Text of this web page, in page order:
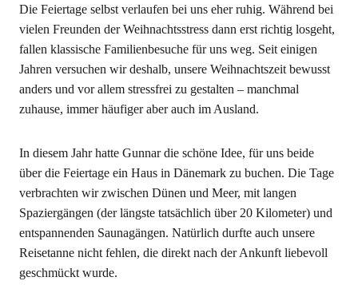
Die Feiertage selbst verlaufen bei uns eher ruhig. Während bei
vielen Freunden der Weihnachtsstress dann erst richtig losgeht,
fallen klassische Familienbesuche für uns weg. Seit einigen
Jahren versuchen wir deshalb, unsere Weihnachtszeit bewusst
anders und vor allem stressfrei zu gestalten – manchmal
zuhause, immer häufiger aber auch im Ausland.
In diesem Jahr hatte Gunnar die schöne Idee, für uns beide
über die Feiertage ein Haus in Dänemark zu buchen. Die Tage
verbrachten wir zwischen Dünen und Meer, mit langen
Spaziergängen (der längste tatsächlich über 20 Kilometer) und
entspannenden Saunagängen. Natürlich durfte auch unsere
Reisetanne nicht fehlen, die direkt nach der Ankunft liebevoll
geschmückt wurde.